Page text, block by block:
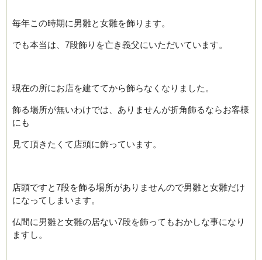
毎年この時期に男雛と女雛を飾ります。
でも本当は、7段飾りを亡き義父にいただいています。
現在の所にお店を建ててから飾らなくなりました。
飾る場所が無いわけでは、ありませんが折角飾るならお客様
にも
見て頂きたくて店頭に飾っています。
店頭ですと7段を飾る場所がありませんので男雛と女雛だけ
になってしまいます。
仏間に男雛と女雛の居ない7段を飾ってもおかしな事になり
ますし。